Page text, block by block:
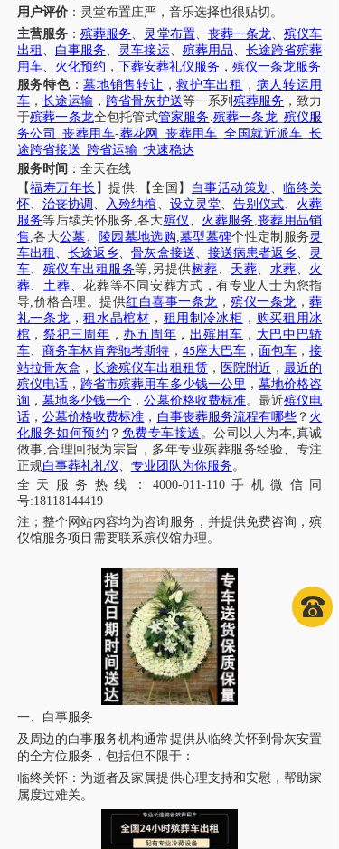
用户评价： 灵堂布置庄严，音乐选择也很贴切。
主营服务 ：殡葬服务、 灵堂布置、 丧葬一条龙、殡仪车
出租 、 白事服务、 灵车接运、 殡葬用品、 长途跨省殡葬
用车、 火化预约 ， 下葬安葬礼仪服务 ， 殡仪一条龙服务
服务特色：墓地销售转让 ，救护车出租 ， 病人转运用
车， 长途运输 ，跨省骨灰护送等一系列 殡葬服务 ，致力
于殡葬一条龙全包托管式管家服务 .殡葬一条龙_ 殡仪服
务公司
_丧葬用车-葬花网 丧葬用车 全国就近派车 长
途跨省接送 跨省运输_快速稳达
服务时间 ：全天在线
【福寿万年长 】提供:【全国】 白事活动策划 、临终关
怀、 治丧协调 、 入殓纳棺、 设立灵堂、 告别仪式、 火葬
服务等后续关怀服务 ,各大殡仪、 火葬服务 ,丧葬用品销
售,各大公墓、 陵园墓地选购,墓型墓碑个性定制服务 灵
车出租 、长途返乡、骨灰盒接送、 接送病患者返乡、
灵
车、 殡仪车出租服务等,另提供树葬、 天葬、 水葬、 火
葬、土葬、花葬等不同安葬方式，有专业人士为您指
导,价格合理。提供红白喜事一条龙 ，殡仪一条龙 ，葬
礼一条龙 ，租水晶棺材 ， 租用制冷冰柜 ， 购买租用冰
棺 ，祭祀三周年 ， 办五周年 ， 出殡用车 ， 大巴中巴轿
车、 商务车林肯奔驰考斯特 ， 45座大巴车， 面包车 ，接
站拉骨灰盒 ，长途殡仪车出租租赁， 医院附近 ，最近的
殡仪电话 ，跨省市殡葬用车多少钱一公里 ，墓地价格咨
询 ， 墓地多少钱一个 ，公墓价格收费标准。最近殡仪电
话， 公墓价格收费标准 ， 白事丧葬服务流程有哪些 ？ 火
化服务如何预约 ？ 免费专车接送 。公司以人为本,真诚
做事,合理回报为宗旨，多年专业殡葬服务经验、专注
正规白事葬礼礼仪、 专业团队为你服务。
全天服务热线
： 4000-011-110手机微信同
号:18118144419
注； 整个网站内容均为咨询服务，并提供免费咨询，殡
仪馆服务项目需要联系殡仪馆办理。
一、白事服务
及周边的白事服务机构通常提供从临终关怀到骨灰安置
的全方位服务，包括但不限于：
临终关怀：为逝者及家属提供心理支持和安慰，帮助家
属度过难关。